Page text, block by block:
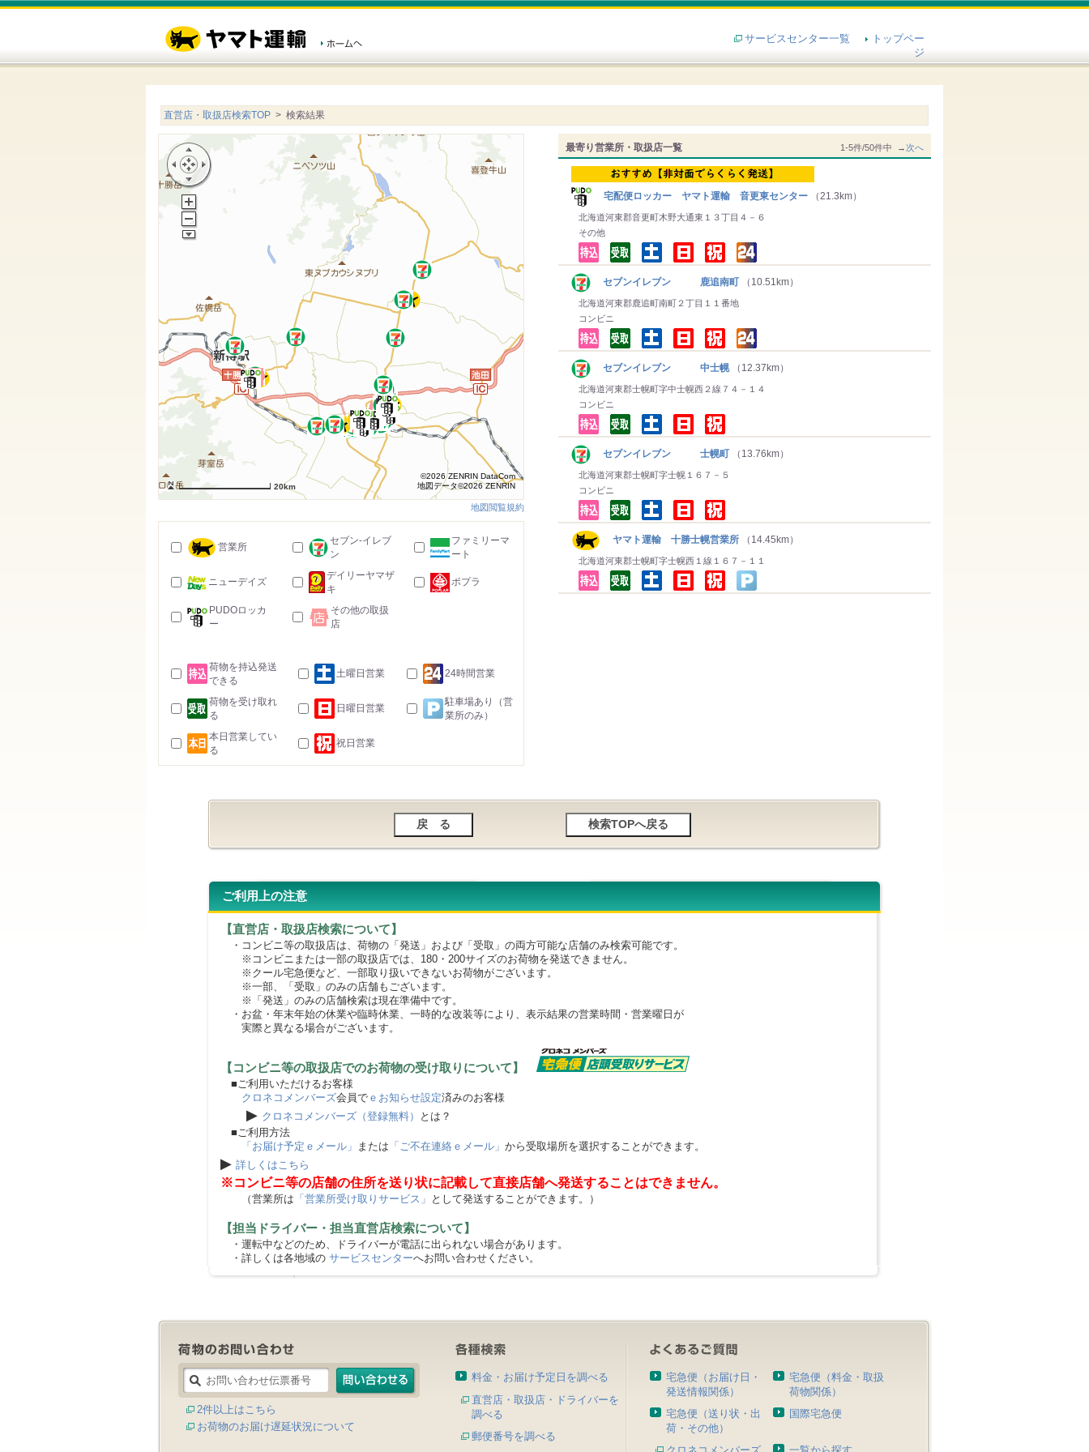
サービスセンター一覧
トップペー
ジ
直営店・取扱店検索TOP > 検索結果
最寄り営業所・取扱店一覧 1-5件/50件中 →次へ
宅配便ロッカー ヤマト運輸 音更東センター （21.3km）
北海道河東郡音更町木野大通東１３丁目４－６
その他
セブンイレブン 鹿追南町 （10.51km）
北海道河東郡鹿追町南町２丁目１１番地
コンビニ
セブンイレブン 中士幌 （12.37km）
北海道河東郡士幌町字中士幌西２線７４－１４
コンビニ
セブンイレブン 士幌町 （13.76km）
北海道河東郡士幌町字士幌１６７－５
コンビニ
ヤマト運輸 十勝士幌営業所 （14.45km）
北海道河東郡士幌町字士幌西１線１６７－１１
20km
©2026 ZENRIN DataCom
地図データ©2026 ZENRIN
地図閲覧規約
営業所
セブン-イレブ
ン
ファミリーマ
ート
ニューデイズ
デイリーヤマザ
キ
ポプラ
PUDOロッカ
ー
その他の取扱
店
荷物を持込発送
できる
土曜日営業 24時間営業
荷物を受け取れ
る
日曜日営業
駐車場あり（営
業所のみ）
本日営業してい
る
祝日営業
ご利用上の注意
【直営店・取扱店検索について】
・コンビニ等の取扱店は、荷物の「発送」および「受取」の両方可能な店舗のみ検索可能です。
※コンビニまたは一部の取扱店では、180・200サイズのお荷物を発送できません。
※クール宅急便など、一部取り扱いできないお荷物がございます。
※一部、「受取」のみの店舗もございます。
※「発送」のみの店舗検索は現在準備中です。
・お盆・年末年始の休業や臨時休業、一時的な改装等により、表示結果の営業時間・営業曜日が
実際と異なる場合がございます。
【コンビニ等の取扱店でのお荷物の受け取りについて】
■ご利用いただけるお客様
クロネコメンバーズ会員で ｅお知らせ設定済みのお客様
▶ クロネコメンバーズ（登録無料）
とは？
■ご利用方法
「お届け予定ｅメール」 または 「ご不在連絡ｅメール」 から受取場所を選択することができます。
▶ 詳しくはこちら
※コンビニ等の店舗の住所を送り状に記載して直接店舗へ発送することはできません。
（営業所は 「営業所受け取りサービス」 として発送することができます。）
【担当ドライバー・担当直営店検索について】
・運転中などのため、ドライバーが電話に出られない場合があります。
・詳しくは各地域の サービスセンターへお問い合わせください。
2件以上はこちら
お荷物のお届け遅延状況について
料金・お届け予定日を調べる
直営店・取扱店・ドライバーを
調べる
郵便番号を調べる
宅急便（お届け日・
発送情報関係）
宅急便（料金・取扱
荷物関係）
宅急便（送り状・出
荷・その他）
国際宅急便